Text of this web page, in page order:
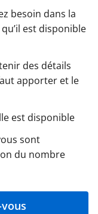
besoin dans la
est disponible
des détails
apporter et le
est disponible
sont
du nombre